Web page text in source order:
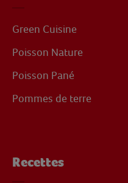
Green Cuisine
Poisson Nature
Poisson Pané
Pommes de terre
Recettes